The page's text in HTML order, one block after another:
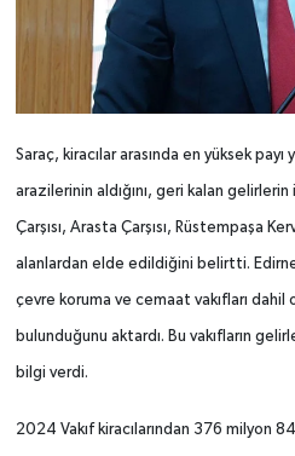
Saraç, kiracılar arasında en yüksek
arazilerinin aldığını, geri kalan
Çarşısı, Arasta Çarşısı, Rüstempaşa
alanlardan elde edildiğini belirtti.
çevre koruma ve cemaat vakıfları
bulunduğunu aktardı. Bu vakıfların
bilgi verdi.
2024 Vakıf kiracılarından 376 milyon